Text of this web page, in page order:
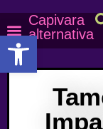
Capivara
alternativa
Abrir a